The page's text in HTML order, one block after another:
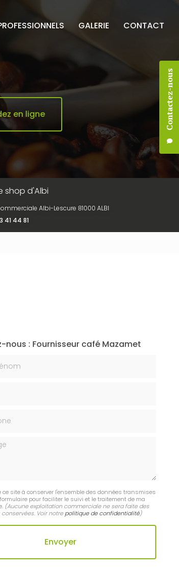
Contactez-nous
GALERIE CONTACT
en ligne
shop d'Albi
Albi-Lescure 81000 ALBI
41 44 81
: Fournisseur café Mazamet
ce site à conserver l'ensemble des données transmises
pour faciliter le suivi et le traitement de ma
(Aucune exploitation commerciale ne sera faite des
Voir notre politique de confidentialité)